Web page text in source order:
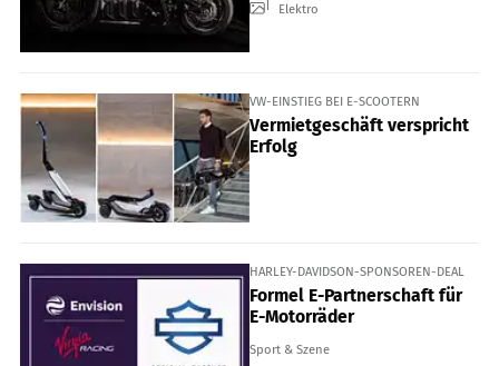
Elektro
VW-EINSTIEG BEI E-SCOOTERN
Vermietgeschäft verspricht
Erfolg
HARLEY-DAVIDSON-SPONSOREN-DEAL
Formel E-Partnerschaft für
E-Motorräder
Sport & Szene